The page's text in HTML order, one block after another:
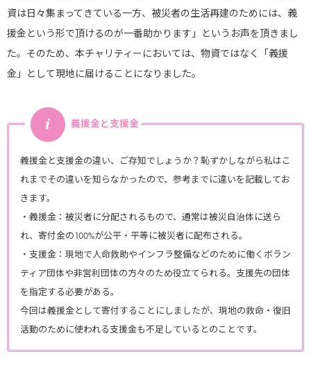
資は日々集まってきている一方、被災者の生活再建のためには、義
援金という形で頂けるのが一番助かります」というお声を頂きまし
た。そのため、本チャリティーにおいては、物資ではなく「義援
金」として現地に届けることになりました。
義援金と支援金
義援金と支援金の違い、ご存知でしょうか？恥ずかしながら私はこ
れまでその違いを知らなかったので、参考までに違いを記載してお
きます。
・義援金：被災者に分配されるもので、通常は被災自治体に送ら
れ、寄付金の100%が公平・平等に被災者に配布される。
・支援金：現地で人命救助やインフラ整備などのために働くボラン
ティア団体や非営利団体の方々のため役立てられる。支援先の団体
を指定する必要がある。
今回は義援金として寄付することにしましたが、現地の救命・復旧
活動のために使われる支援金も不足しているとのことです。